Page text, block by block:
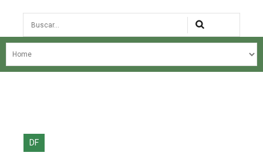
Busca
NOSSA HISTÓRIA
EDIÇÕES ANTERIORES
DF